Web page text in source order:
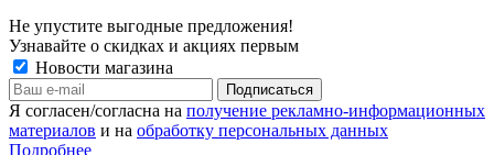
Не упустите выгодные предложения!
Узнавайте о скидках и акциях первым
Новости магазина
Я согласен/согласна на получение рекламно-информационных
материалов и на обработку персональных данных
Подробнее